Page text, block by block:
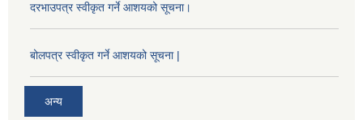
दरभाउपत्र स्वीकृत गर्ने आशयको सूचना।
बोलपत्र स्वीकृत गर्ने आशयको सूचना |
अन्य